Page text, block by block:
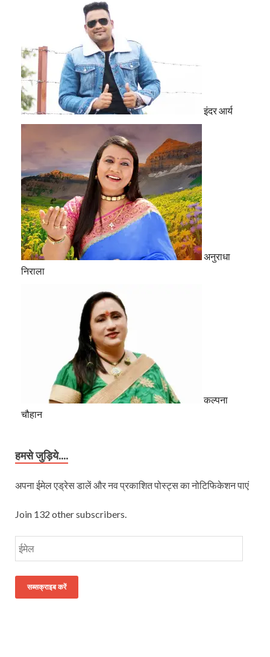
इंदर आर्य
अनुराधा
निराला
कल्पना
चौहान
हमसे जुड़िये....
अपना ईमेल एड्रेस डालें और नव प्रकाशित पोस्ट्स का नोटिफिकेशन पाएं
Join 132 other subscribers.
सब्सक्राइब करें